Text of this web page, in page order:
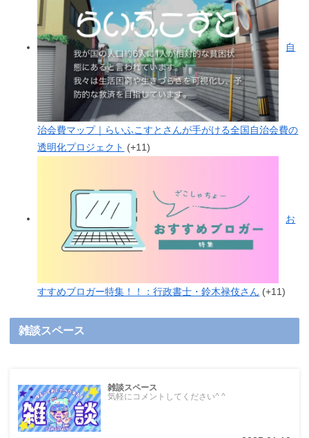
自
治会費マップ｜らいふこすとさんが手がける全国自治会費の
透明化プロジェクト
+11
お
すすめブロガー特集！！：行政書士・鈴木禄伎さん +11
雑談スペース
雑談スペース
気軽にコメントしてください^ ^